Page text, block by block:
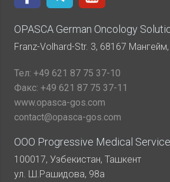
OPASCA German Oncology
Franz-Volhard-Str. 3, 68167
Тел: +49 621 87 75 37-10
Факс: +49 621 87 75 37-11
www.opasca-gos.com
contact@opasca-gos.com
ООО Progressive Medical Service
100017, Узбекистан, Ташкент
ул. Ш.Рашидова, 98а